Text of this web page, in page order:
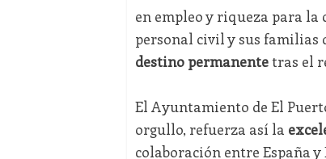
en empleo y riqueza para la
personal civil y sus familias
destino permanentetras el
El Ayuntamiento de El
orgullo, refuerza así la
colaboración entre España